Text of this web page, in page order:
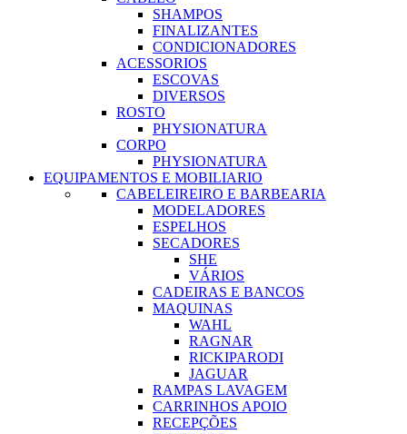
SHAMPOS
FINALIZANTES
CONDICIONADORES
ACESSORIOS
ESCOVAS
DIVERSOS
ROSTO
PHYSIONATURA
CORPO
PHYSIONATURA
EQUIPAMENTOS E MOBILIARIO
CABELEIREIRO E BARBEARIA
MODELADORES
ESPELHOS
SECADORES
SHE
VÁRIOS
CADEIRAS E BANCOS
MAQUINAS
WAHL
RAGNAR
RICKIPARODI
JAGUAR
RAMPAS LAVAGEM
CARRINHOS APOIO
RECEPÇÕES